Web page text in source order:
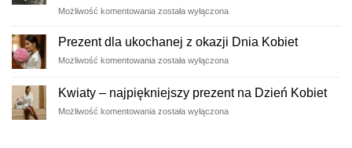
Możliwość komentowania Wieczne
ulotne
piękno
na
została wyłączona
Prezent dla ukochanej z okazji Dnia Kobiet
Możliwość komentowania Prezent
ukochanej
z
okazji
została wyłączona
Kwiaty – najpiękniejszy prezent na Dzień Kobiet
Możliwość komentowania Kwiaty
została wyłączona